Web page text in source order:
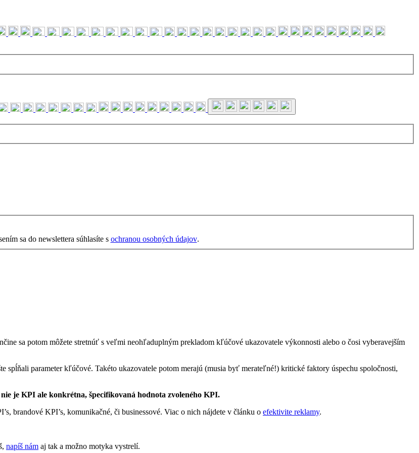
sa do newslettera súhlasíte s ochranou osobných údajov.
sa potom môžete stretnúť s veľmi neohľaduplným prekladom kľúčové ukazovatele výkonnosti alebo o čosi vyberavejším
parameter kľúčové. Takéto ukazovatele potom merajú (musia byť merateľné!) kritické faktory úspechu spoločnosti,
je KPI ale konkrétna, špecifikovaná hodnota zvoleného KPI.
brandové KPI’s, komunikačné, či businessové. Viac o nich nájdete v článku o efektivite reklamy.
napíš nám aj tak a možno motyka vystrelí.